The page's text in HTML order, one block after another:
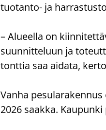
tuotanto-​ ja
– Alu­eel­la on
suun­nit­te­luun ja
tont­tia saa ai­da­ta,
Vanha
2026 saak­ka.